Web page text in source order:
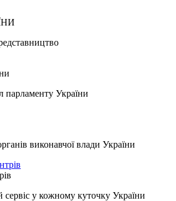
парламенту України
виконавчої влади України
у кожному куточку України